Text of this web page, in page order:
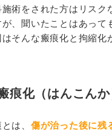
施術をされた方はリスク
が、聞いたことはあって
はそんな瘢痕化と拘縮化
痕化（はんこんか
は、 傷が治った後に残